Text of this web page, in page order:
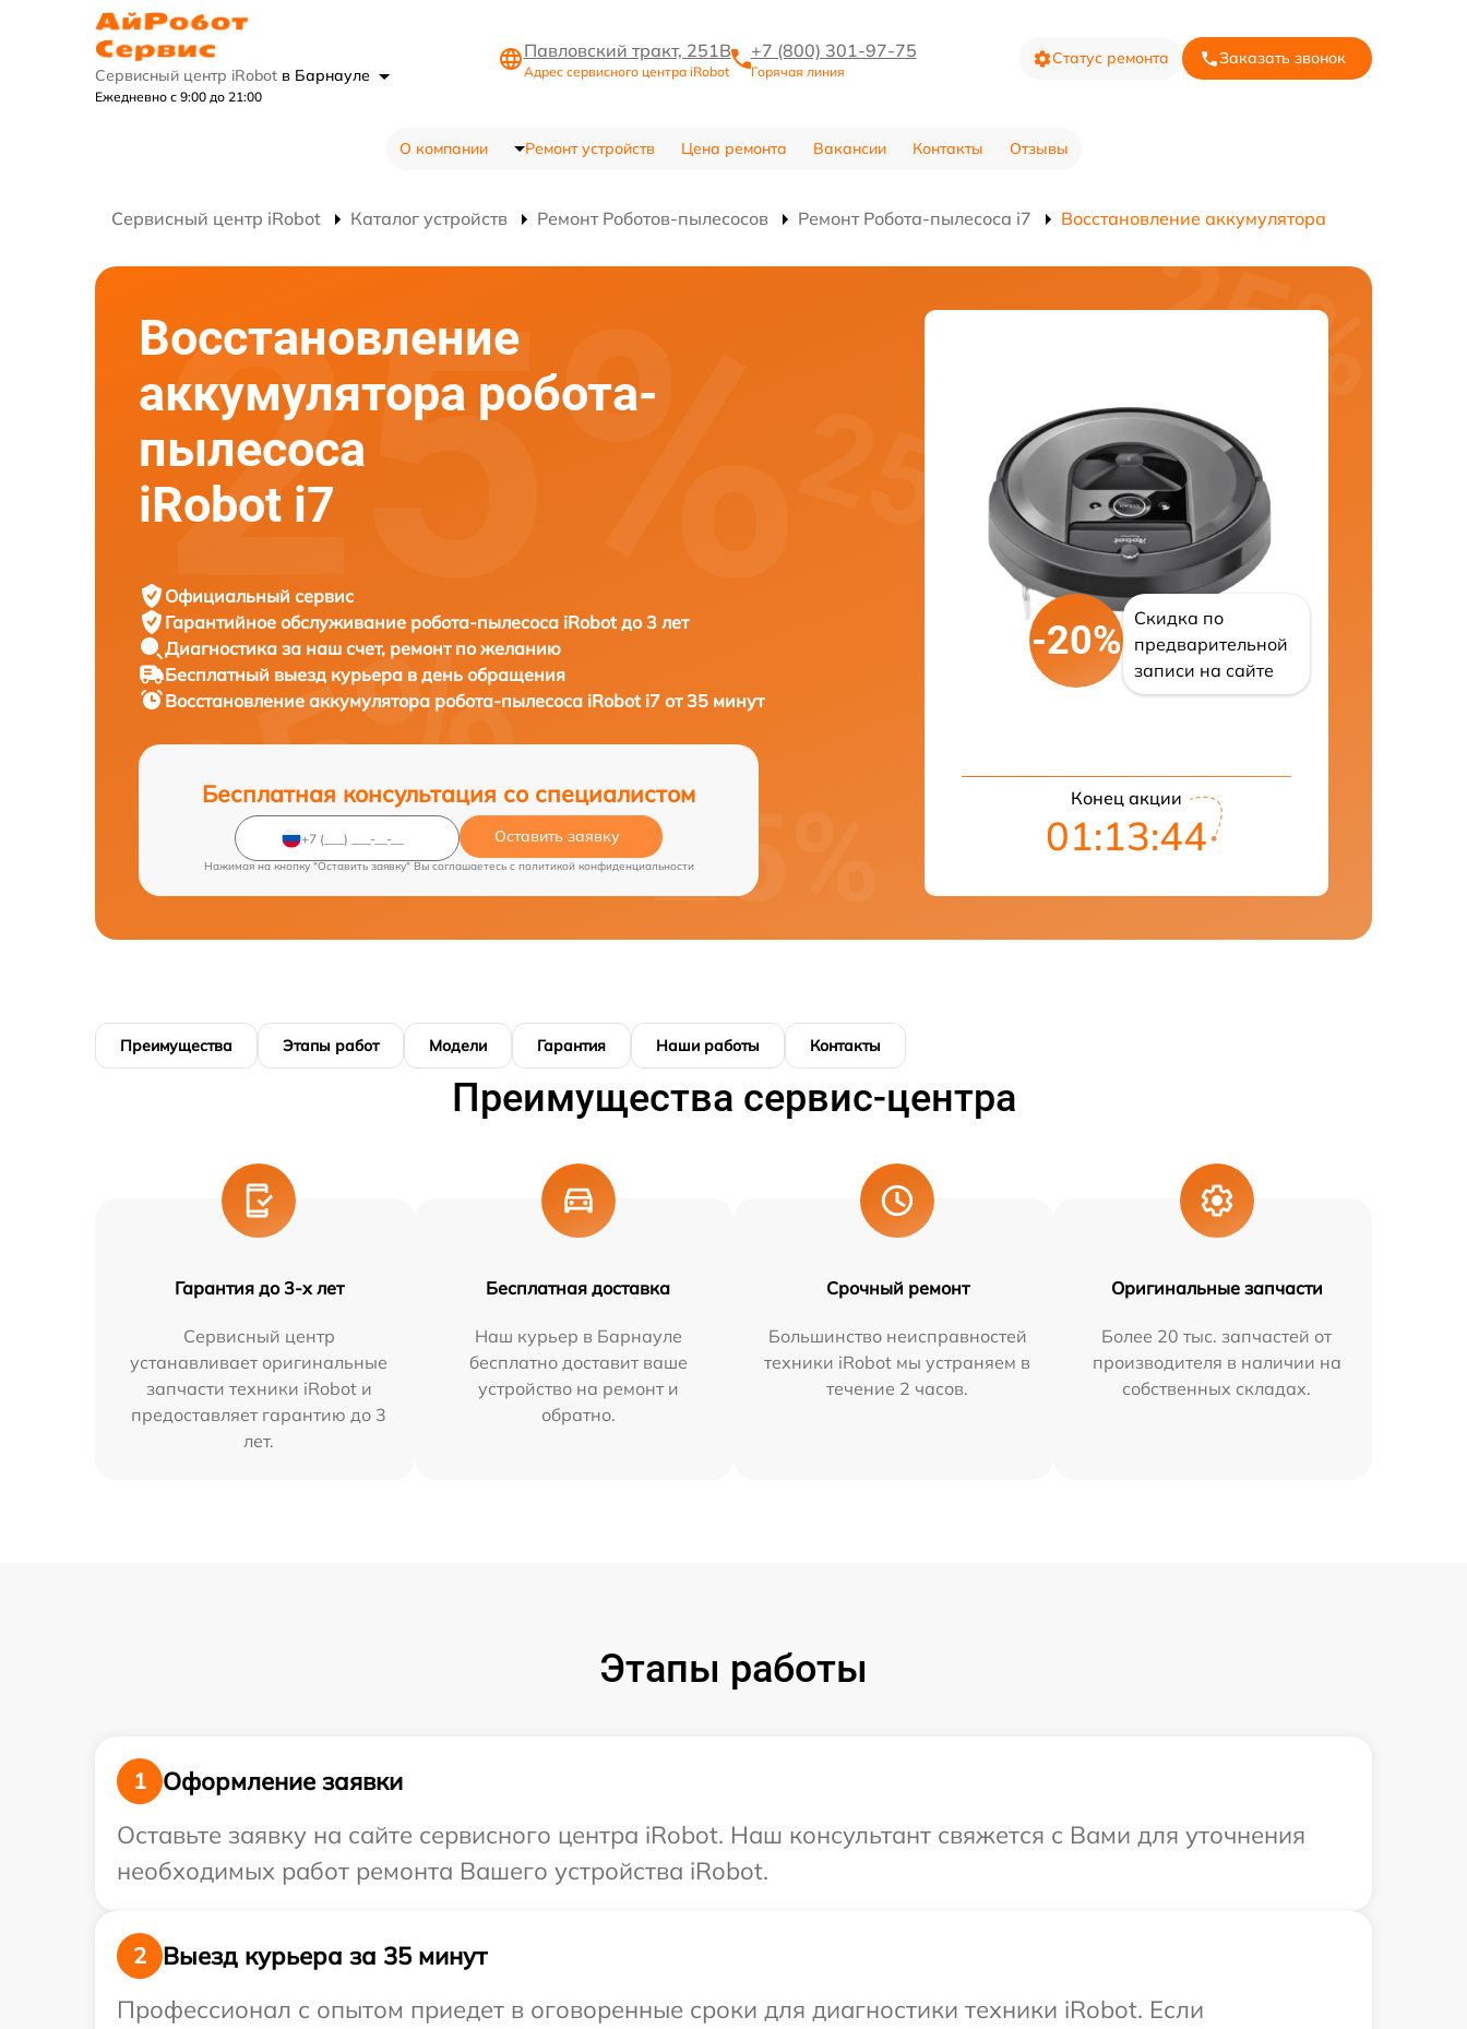
Сервисный центр iRobot в Барнауле
Ежедневно с 9:00 до 21:00
Павловский тракт, 251В
Адрес сервисного центра iRobot
+7 (800) 301-97-75
Горячая линия
Статус ремонта Заказать звонок
О компании Ремонт устройств Цена ремонта Вакансии Контакты Отзывы
Сервисный центр iRobot Каталог устройств Ремонт Роботов-пылесосов Ремонт Робота-пылесоса i7 Восстановление аккумулятора
Восстановление
аккумулятора робота-
пылесоса
iRobot i7
Официальный сервис
Гарантийное обслуживание робота-пылесоса iRobot до 3 лет
Диагностика за наш счет, ремонт по желанию
Бесплатный выезд курьера в день обращения
Восстановление аккумулятора робота-пылесоса iRobot i7 от 35 минут
Бесплатная консультация со специалистом
Оставить заявку
Нажимая на кнопку "Оставить заявку" Вы соглашаетесь c политикой конфиденциальности
-20%
Скидка по
предварительной
записи на сайте
Конец акции
01:13:43
Преимущества Этапы работ Модели Гарантия Наши работы Контакты
Преимущества сервис-центра
Гарантия до 3-х лет
Сервисный центр
устанавливает оригинальные
запчасти техники iRobot и
предоставляет гарантию до 3
лет.
Бесплатная доставка
Наш курьер в Барнауле
бесплатно доставит ваше
устройство на ремонт и
обратно.
Срочный ремонт
Большинство неисправностей
техники iRobot мы устраняем в
течение 2 часов.
Оригинальные запчасти
Более 20 тыс. запчастей от
производителя в наличии на
собственных складах.
Этапы работы
1
Оформление заявки
Оставьте заявку на сайте сервисного центра iRobot. Наш консультант свяжется с Вами для уточнения
необходимых работ ремонта Вашего устройства iRobot.
2
Выезд курьера за 35 минут
Профессионал с опытом приедет в оговоренные сроки для диагностики техники iRobot. Если